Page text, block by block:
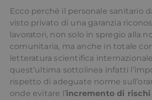
Ecco perché il personale sanitario
visto privato di una garanzia
lavoratori, non solo in spregio alla
comunitaria, ma anche in totale
letteratura scientifica
quest’ultima sottolinea infatti
rispetto di adeguate norme
onde evitare l’incremento di